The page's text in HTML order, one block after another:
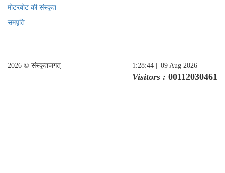
मोटरबोट की संस्कृत
समपृति
2026 © संस्कृतजगत् 1:28:44 || 09 Aug 2026
Visitors : 00112030461